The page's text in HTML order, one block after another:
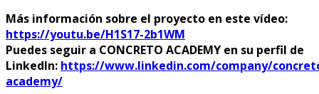
Más información sobre el proyecto en este vídeo:
https://youtu.be/H1S17-2b1WM
Puedes seguir a CONCRETO ACADEMY en su perfil de
LinkedIn: https://www.linkedin.com/company/
academy/